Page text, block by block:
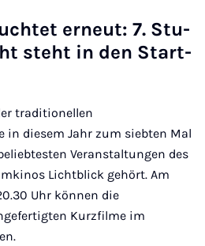
er­neut: 7. Stu­
steht in den Start­
traditionellen
in diesem Jahr zum siebten Mal
Veranstaltungen des
Lichtblick gehört. Am
Uhr können die
Kurzfilme im